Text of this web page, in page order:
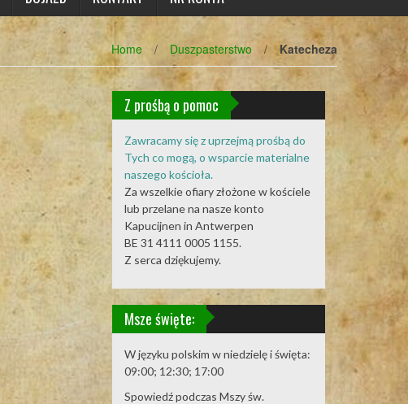
Home / Duszpasterstwo / Katecheza
Z prośbą o pomoc
Zawracamy się z uprzejmą prośbą do
Tych co mogą, o wsparcie materialne
naszego kościoła.
Za wszelkie ofiary złożone w kościele
lub przelane na nasze konto
Kapucijnen in Antwerpen
BE 31 4111 0005 1155.
Z serca dziękujemy.
Msze święte:
W języku polskim w niedzielę i święta:
09:00; 12:30; 17:00
Spowiedź podczas Mszy św.